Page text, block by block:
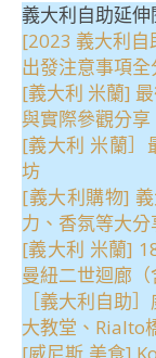
義大利自助延伸
[2023 義大利自
出發注意事項全
[義大利 米蘭]
與實際參觀分享
[義大利 米蘭］
坊
[義大利購物]
力、香氛等大分
[義大利 米蘭]
曼紐二世迴廊（
［義大利自助
大教堂、Rialto